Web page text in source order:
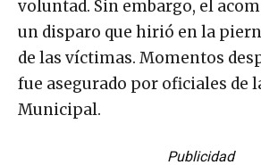
voluntad. Sin embargo, el
un disparo que hirió en la
de las víctimas. Momentos
fue asegurado por oficiales de
Municipal.